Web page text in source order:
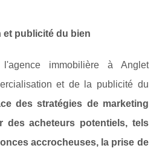
publicité du bien
immobilière à Anglet
et de la publicité du
des stratégies de marketing
des acheteurs potentiels, tels
accrocheuses, la prise de